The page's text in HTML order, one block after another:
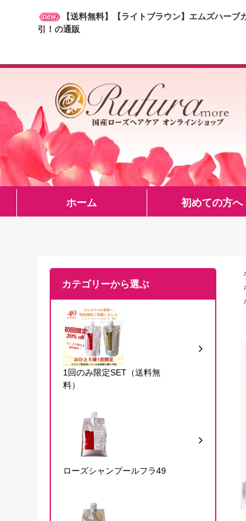
【送料無料】【ライトブラウン】エムズハー
引！の通販
ホーム 初めての方へ
カテゴリーから選ぶ
1回のみ限定SET（送料無
料）
ローズシャンプールフラ49